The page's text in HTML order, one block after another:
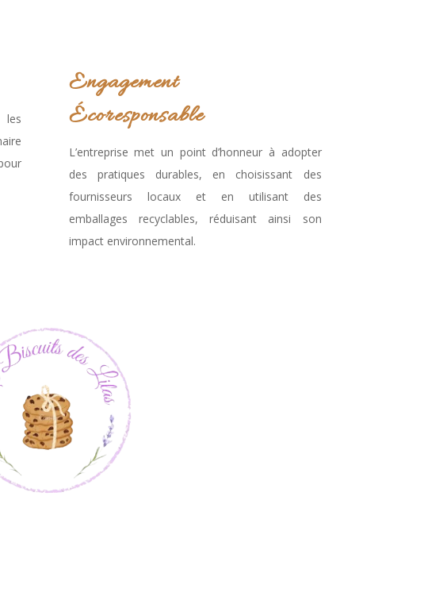
les
Engagement
Écoresponsable
L’entreprise met un point d’honneur à adopter
des pratiques durables, en choisissant des
fournisseurs locaux et en utilisant des
emballages recyclables, réduisant ainsi son
impact environnemental.